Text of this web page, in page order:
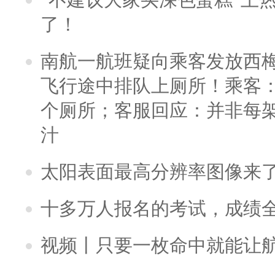
了！
南航一航班疑向乘客发放西
飞行途中排队上厕所！乘客
个厕所；客服回应：并非每
汁
太阳表面最高分辨率图像来
十多万人报名的考试，成绩
视频丨只要一枚命中就能让